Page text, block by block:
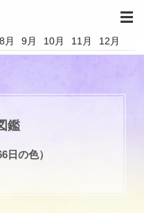
8月 9月 10月 11月 12月
☰
鑑
日の色）